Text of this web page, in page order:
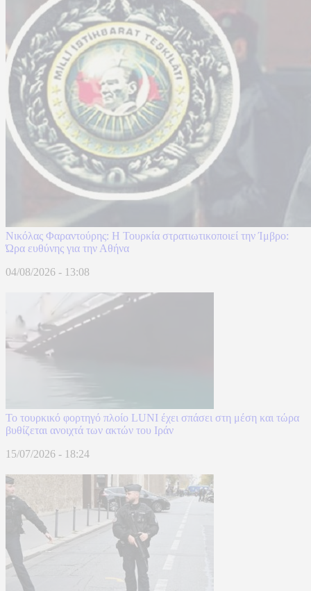
Νικόλας Φαραντούρης: Η Τουρκία στρατιωτικοποιεί την Ίμβρο:
Ώρα ευθύνης για την Αθήνα
04/08/2026 - 13:08
Το τουρκικό φορτηγό πλοίο LUNI έχει σπάσει στη μέση και τώρα
βυθίζεται ανοιχτά των ακτών του Ιράν
15/07/2026 - 18:24